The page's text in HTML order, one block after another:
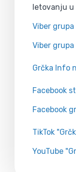
letovanju u
Viber
Viber
Grčka Info
Facebook
Facebook
TikTok
YouTube